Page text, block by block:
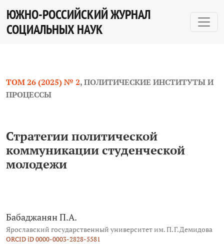
Стратегии политической коммуникации
ЮЖНО-РОССИЙСКИЙ ЖУРНАЛ
СОЦИАЛЬНЫХ НАУК
ТОМ 26 (2025) № 2,ПОЛИТИЧЕСКИЕ ИНСТИТУТЫ И
ПРОЦЕССЫ
Стратегии политической
коммуникации студенческой
молодежи
Бабаджанян П.А.
Ярославский государственный университет им. П. Г. Демидова
ORCID iD 0000-0003-2828-5581